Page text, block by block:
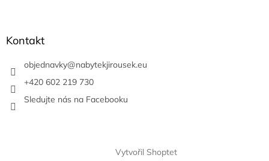
Kontakt
objednavky@nabytekjirousek.eu
+420 602 219 730
Sledujte nás na Facebooku
Vytvořil Shoptet